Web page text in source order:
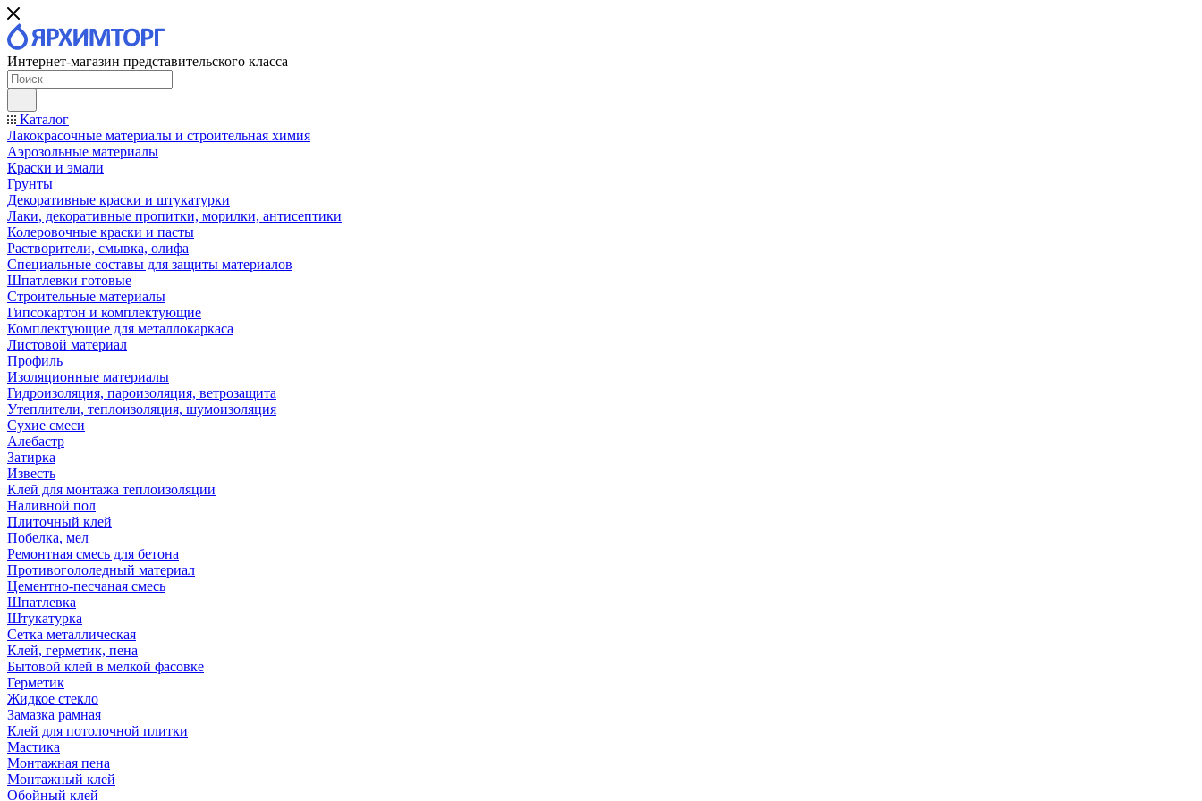
Интернет-магазин представительского класса
Каталог
Лакокрасочные материалы и строительная химия
Аэрозольные материалы
Краски и эмали
Грунты
Декоративные краски и штукатурки
Лаки, декоративные пропитки, морилки, антисептики
Колеровочные краски и пасты
Растворители, смывка, олифа
Специальные составы для защиты материалов
Шпатлевки готовые
Строительные материалы
Гипсокартон и комплектующие
Комплектующие для металлокаркаса
Листовой материал
Профиль
Изоляционные материалы
Гидроизоляция, пароизоляция, ветрозащита
Утеплители, теплоизоляция, шумоизоляция
Сухие смеси
Алебастр
Затирка
Известь
Клей для монтажа теплоизоляции
Наливной пол
Плиточный клей
Побелка, мел
Ремонтная смесь для бетона
Противогололедный материал
Цементно-песчаная смесь
Шпатлевка
Штукатурка
Сетка металлическая
Клей, герметик, пена
Бытовой клей в мелкой фасовке
Герметик
Жидкое стекло
Замазка рамная
Клей для потолочной плитки
Мастика
Монтажная пена
Монтажный клей
Обойный клей